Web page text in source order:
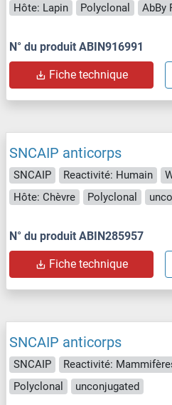
Hôte: Lapin
Polyclonal AbBy
N° du produit ABIN916991
Fiche technique
SNCAIP anticorps
SNCAIP Reactivité: Humain
Hôte: Chèvre
Polyclonal
N° du produit ABIN285957
Fiche technique
SNCAIP anticorps
SNCAIP Reactivité:
Polyclonal
unconjugated